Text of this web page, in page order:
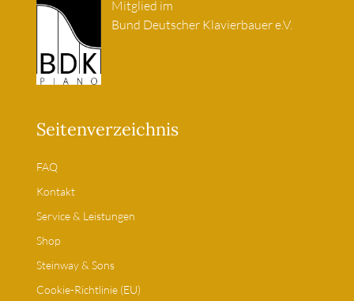
Mitglied im
Bund Deutscher Klavierbauer e.V.
Seitenverzeichnis
FAQ
Kontakt
Service & Leistungen
Shop
Steinway & Sons
Cookie-Richtlinie (EU)